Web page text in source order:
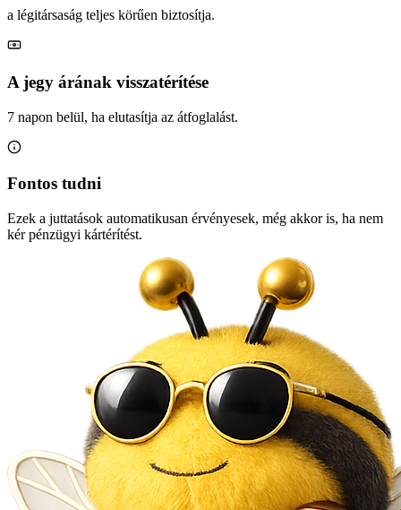
a légitársaság teljes körűen biztosítja.
A jegy árának visszatérítése
7 napon belül, ha elutasítja az átfoglalást.
Fontos tudni
Ezek a juttatások automatikusan érvényesek, még akkor is, ha nem
kér pénzügyi kártérítést.